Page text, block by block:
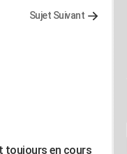
Sujet Suivant
toujours en cours